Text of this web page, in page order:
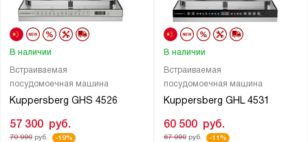
Встраиваемая
посудомоечная машина
Kuppersberg GHS 4526
В наличии
57 300 руб.
70 990руб. -19%
Встраиваемая
посудомоечная машина
Kuppersberg GHL 4531
В наличии
60 500 руб.
67 990руб. -11%